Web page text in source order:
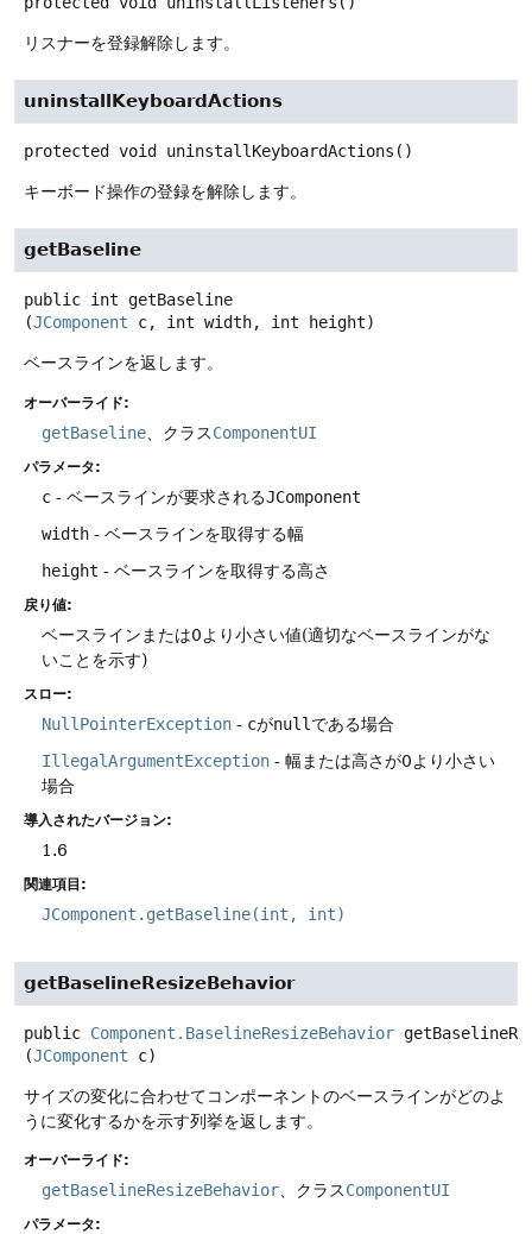
リスナーを登録解除します。
uninstallKeyboardActions
protected void uninstallKeyboardActions ()
キーボード操作の登録を解除します。
getBaseline
public int
getBaseline
(JComponent c, int width, int height)
ベースラインを返します。
オーバーライド:
getBaseline 、クラスComponentUI
パラメータ:
c - ベースラインが要求されるJComponent
width - ベースラインを取得する幅
height - ベースラインを取得する高さ
戻り値:
ベースラインまたは0より小さい値(適切なベースラインがな
いことを示す)
スロー:
NullPointerException - cがnull である場合
IllegalArgumentException - 幅または高さが0より小さい
場合
導入されたバージョン:
1.6
関連項目:
JComponent.getBaseline(int, int)
getBaselineResizeBehavior
public Component.BaselineResizeBehavior
(JComponent c)
サイズの変化に合わせてコンポーネントのベースラインがどのよ
うに変化するかを示す列挙を返します。
オーバーライド:
getBaselineResizeBehavior 、クラスComponentUI
パラメータ: